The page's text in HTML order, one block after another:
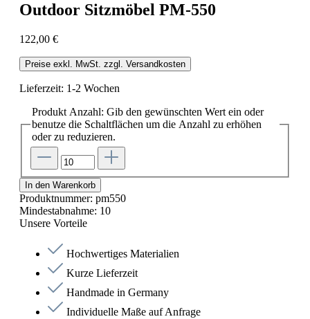
Outdoor Sitzmöbel PM-550
122,00 €
Preise exkl. MwSt. zzgl. Versandkosten
Lieferzeit: 1-2 Wochen
Produkt Anzahl: Gib den gewünschten Wert ein oder
benutze die Schaltflächen um die Anzahl zu erhöhen
oder zu reduzieren.
In den Warenkorb
Produktnummer: pm550
Mindestabnahme: 10
Unsere Vorteile
Hochwertiges Materialien
Kurze Lieferzeit
Handmade in Germany
Individuelle Maße auf Anfrage